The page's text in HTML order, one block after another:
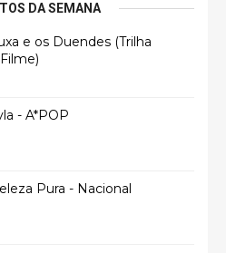
DA SEMANA
e os Duendes (Trilha
- A*POP
Pura - Nacional